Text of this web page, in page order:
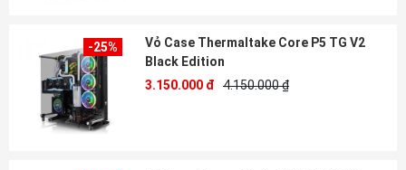
-25%
Vỏ Case Thermaltake Core P5 TG V2
Black Edition
3.150.000 đ
4.150.000 ₫